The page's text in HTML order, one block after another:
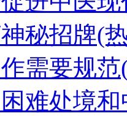
秘招牌(
需要规
难处境